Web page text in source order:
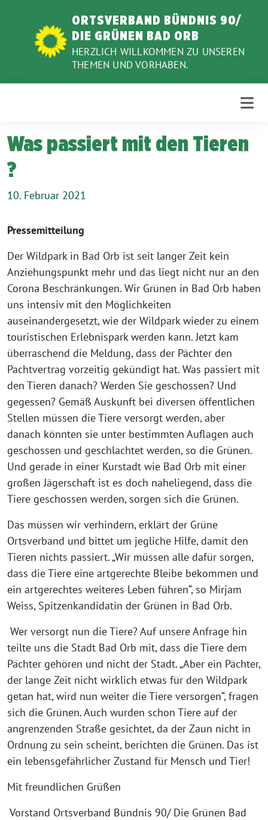
ORTSVERBAND BÜNDNIS 90/
DIE GRÜNEN BAD ORB
HERZLICH WILLKOMMEN ZU UNSEREN
THEMEN UND VORHABEN.
Was passiert mit den Tieren
?
10. Februar 2021
Pressemitteilung
Der Wildpark in Bad Orb ist seit langer Zeit kein
Anziehungspunkt mehr und das liegt nicht nur an den
Corona Beschränkungen. Wir Grünen in Bad Orb haben
uns intensiv mit den Möglichkeiten
auseinandergesetzt, wie der Wildpark wieder zu einem
touristischen Erlebnispark werden kann. Jetzt kam
überraschend die Meldung, dass der Pächter den
Pachtvertrag vorzeitig gekündigt hat. Was passiert mit
den Tieren danach? Werden Sie geschossen? Und
gegessen? Gemäß Auskunft bei diversen öffentlichen
Stellen müssen die Tiere versorgt werden, aber
danach könnten sie unter bestimmten Auflagen auch
geschossen und geschlachtet werden, so die Grünen.
Und gerade in einer Kurstadt wie Bad Orb mit einer
großen Jägerschaft ist es doch naheliegend, dass die
Tiere geschossen werden, sorgen sich die Grünen.
Das müssen wir verhindern, erklärt der Grüne
Ortsverband und bittet um jegliche Hilfe, damit den
Tieren nichts passiert. „Wir müssen alle dafür sorgen,
dass die Tiere eine artgerechte Bleibe bekommen und
ein artgerechtes weiteres Leben führen“, so Mirjam
Weiss, Spitzenkandidatin der Grünen in Bad Orb.
Wer versorgt nun die Tiere? Auf unsere Anfrage hin
teilte uns die Stadt Bad Orb mit, dass die Tiere dem
Pächter gehören und nicht der Stadt. „Aber ein Pächter,
der lange Zeit nicht wirklich etwas für den Wildpark
getan hat, wird nun weiter die Tiere versorgen“, fragen
sich die Grünen. Auch wurden schon Tiere auf der
angrenzenden Straße gesichtet, da der Zaun nicht in
Ordnung zu sein scheint, berichten die Grünen. Das ist
ein lebensgefährlicher Zustand für Mensch und Tier!
Mit freundlichen Grüßen
Vorstand Ortsverband Bündnis 90/ Die Grünen Bad